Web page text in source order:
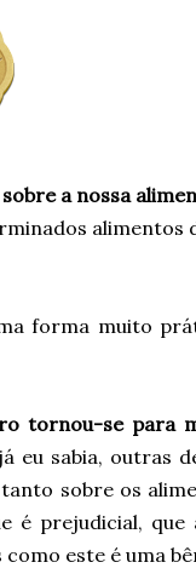
a nossa
alimentos
forma muito
tornou-se para
eu sabia, outras
sobre os
é prejudicial, que
este é uma